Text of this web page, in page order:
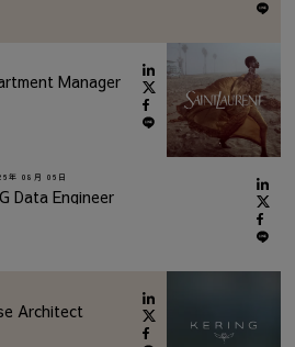
Manager
年 08月 06日
Data Engineer
Architect